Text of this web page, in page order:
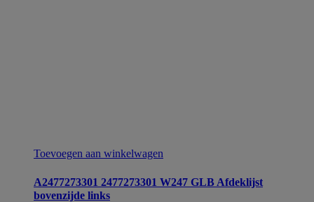
Toevoegen aan winkelwagen
A2477273301 2477273301 W247 GLB Afdeklijst
bovenzijde links